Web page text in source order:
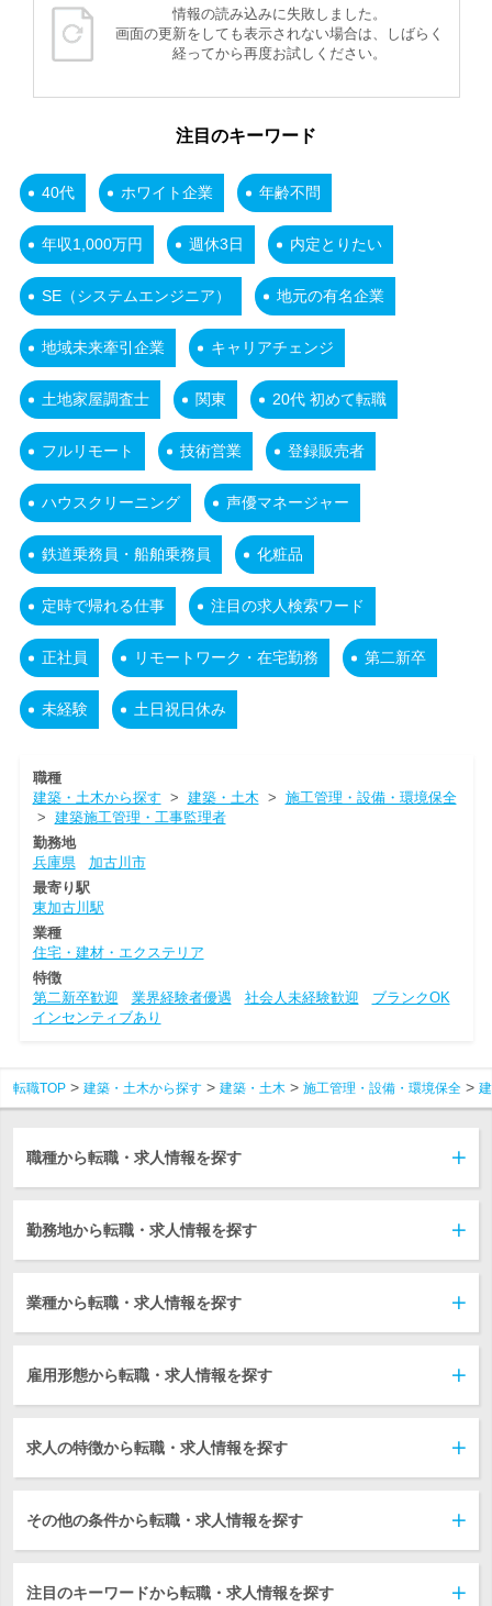
情報の読み込みに失敗しました。
画面の更新をしても表示されない場合は、しばらく
経ってから再度お試しください。
注目のキーワード
40代 ホワイト企業 年齢不問
年収1,000万円 週休3日 内定とりたい
SE（システムエンジニア） 地元の有名企業
地域未来牽引企業 キャリアチェンジ
土地家屋調査士 関東 20代 初めて転職
フルリモート 技術営業 登録販売者
ハウスクリーニング 声優マネージャー
鉄道乗務員・船舶乗務員 化粧品
定時で帰れる仕事 注目の求人検索ワード
正社員 リモートワーク・在宅勤務 第二新卒
未経験 土日祝日休み
職種
建築・土木から探す > 建築・土木 > 施工管理・設備・環境保全
> 建築施工管理・工事監理者
勤務地
兵庫県
加古川市
最寄り駅
東加古川駅
業種
住宅・建材・エクステリア
特徴
第二新卒歓迎
業界経験者優遇 社会人未経験歓迎
ブランクOK
インセンティブあり
転職TOP 建築・土木から探す 建築・土木 施工管理・設備・環境保全
職種から転職・求人情報を探す
勤務地から転職・求人情報を探す
業種から転職・求人情報を探す
雇用形態から転職・求人情報を探す
求人の特徴から転職・求人情報を探す
その他の条件から転職・求人情報を探す
注目のキーワードから転職・求人情報を探す